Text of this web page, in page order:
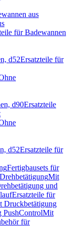
aus
für Badewannen
d52Ersatzteile für
d90Ersatzteile
d52Ersatzteile für
Fertigbausets für
Mit
und
Ersatzteile für
Druckbetätigung
PushControlMit
für